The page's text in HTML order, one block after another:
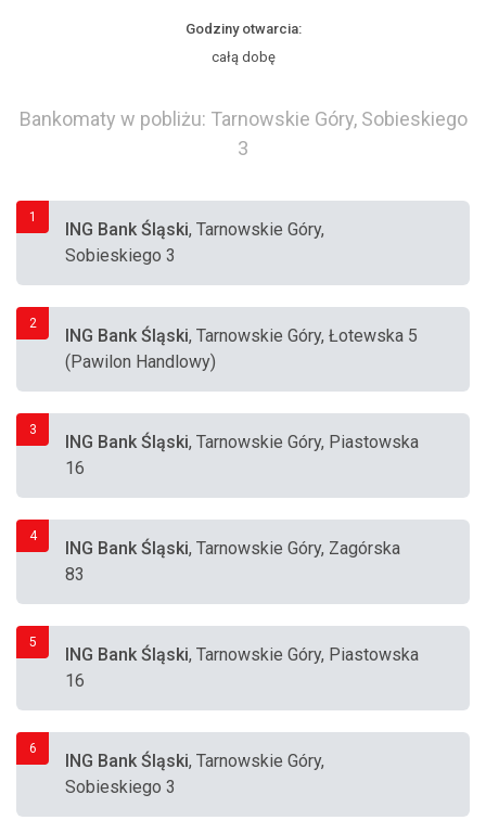
Godziny otwarcia:
całą dobę
Bankomaty w pobliżu: Tarnowskie Góry, Sobieskiego
3
1
ING Bank Śląski, Tarnowskie Góry,
Sobieskiego 3
2
ING Bank Śląski, Tarnowskie Góry, Łotewska 5
(Pawilon Handlowy)
3
ING Bank Śląski, Tarnowskie Góry, Piastowska
16
4
ING Bank Śląski, Tarnowskie Góry, Zagórska
83
5
ING Bank Śląski, Tarnowskie Góry, Piastowska
16
6
ING Bank Śląski, Tarnowskie Góry,
Sobieskiego 3